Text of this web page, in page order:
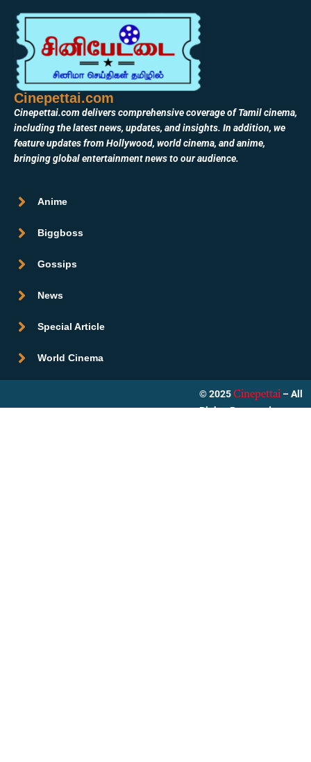
Cinepettai.com
Cinepettai.com delivers comprehensive coverage of Tamil cinema,
including the latest news, updates, and insights. In addition, we
feature updates from Hollywood, world cinema, and anime,
bringing global entertainment news to our audience.
Anime
Biggboss
Gossips
News
Special Article
World Cinema
© 2025 Cinepettai – All
Rights Reserved